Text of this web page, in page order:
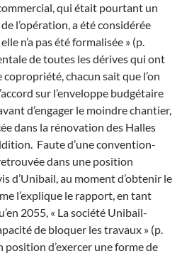
qui était pourtant un
l’opération, a été considérée
n’a pas été formalisée » (p.
de toutes les dérives qui ont
chacun sait que l’on
sur l’enveloppe budgétaire
d’engager le moindre chantier,
dans la rénovation des Halles
Faute d’une convention-
dans une position
d’Unibail, au moment d’obtenir le
l’explique le rapport, en tant
2055, « La société Unibail-
de bloquer les travaux » (p.
position d’exercer une forme de